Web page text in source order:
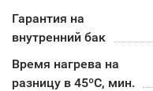
Гарантия на
внутренний бак
Время нагрева на
разницу в 45ºС, мин.